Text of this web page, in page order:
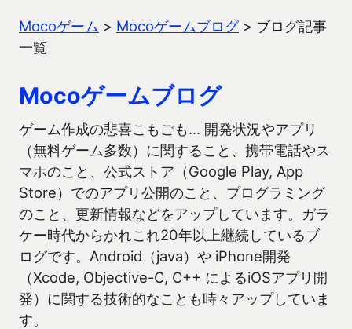
Mocoゲーム > Mocoゲームブログ> ブログ記事
一覧
Mocoゲームブログ
ゲーム作成の悲喜こもごも… 開発状況やアプリ
（無料ゲーム多数）に関すること、携帯電話やス
マホのこと、公式ストア（Google Play, App
Store）でのアプリ公開のこと、プログラミング
のこと、更新情報などをアップしています。ガラ
ケー時代からかれこれ20年以上継続しているブ
ログです。Android（java）や iPhone開発
（Xcode, Objective-C, C++ によるiOSアプリ開
発）に関する技術的なことも時々アップしていま
す。